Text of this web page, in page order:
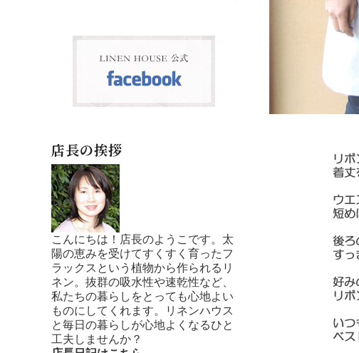
店長の挨拶
こんにちは！店長のようこです。太
陽の恵みを受けてすくすく育ったフ
ラックスという植物から作られるリ
ネン。抜群の吸水性や速乾性など、
私たちの暮らしをとっても心地よい
ものにしてくれます。リネンハウス
と毎日の暮らしが心地よくなるひと
工夫しませんか？